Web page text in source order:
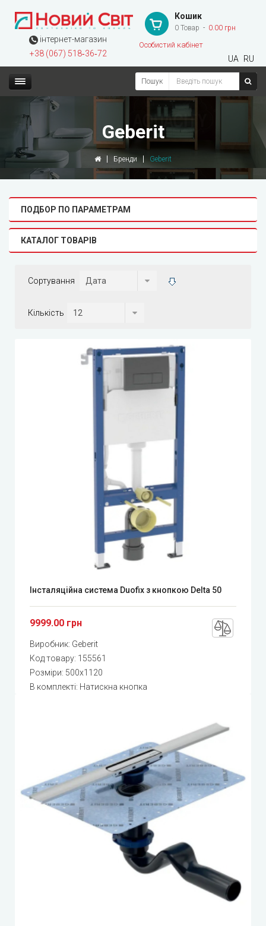
інтернет-магазин
+38 (067) 518‑36‑72
Кошик
0 Товар 0.00 грн
Особистий кабінет
UA RU
Пошук
Geberit
Бренди Geberit
ПОДБОР ПО ПАРАМЕТРАМ
КАТАЛОГ ТОВАРІВ
Сортування
Кількість
Інсталяційна система Duofix з кнопкою Delta 50
9999.00 грн
Виробник: Geberit
Код товару: 155561
Розміри: 500x1120
В комплекті: Натискна кнопка